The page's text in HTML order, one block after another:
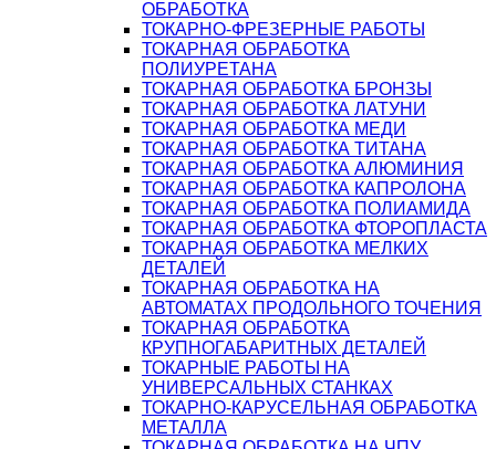
ОБРАБОТКА
ТОКАРНО-ФРЕЗЕРНЫЕ РАБОТЫ
ТОКАРНАЯ ОБРАБОТКА
ПОЛИУРЕТАНА
ТОКАРНАЯ ОБРАБОТКА БРОНЗЫ
ТОКАРНАЯ ОБРАБОТКА ЛАТУНИ
ТОКАРНАЯ ОБРАБОТКА МЕДИ
ТОКАРНАЯ ОБРАБОТКА ТИТАНА
ТОКАРНАЯ ОБРАБОТКА АЛЮМИНИЯ
ТОКАРНАЯ ОБРАБОТКА КАПРОЛОНА
ТОКАРНАЯ ОБРАБОТКА ПОЛИАМИДА
ТОКАРНАЯ ОБРАБОТКА ФТОРОПЛАСТА
ТОКАРНАЯ ОБРАБОТКА МЕЛКИХ
ДЕТАЛЕЙ
ТОКАРНАЯ ОБРАБОТКА НА
АВТОМАТАХ ПРОДОЛЬНОГО ТОЧЕНИЯ
ТОКАРНАЯ ОБРАБОТКА
КРУПНОГАБАРИТНЫХ ДЕТАЛЕЙ
ТОКАРНЫЕ РАБОТЫ НА
УНИВЕРСАЛЬНЫХ СТАНКАХ
ТОКАРНО-КАРУСЕЛЬНАЯ ОБРАБОТКА
МЕТАЛЛА